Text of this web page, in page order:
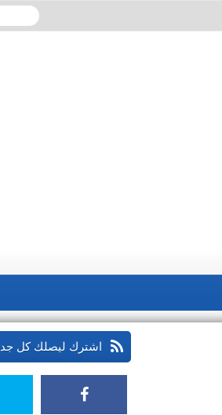
اشترك ليصلك كل